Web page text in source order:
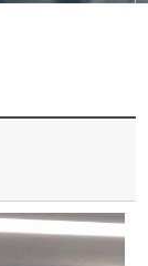
진로 특강